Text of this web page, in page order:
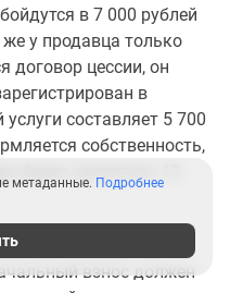
в 7 000 рублей
у продавца только
договор цессии, он
в
составляет 5 700
собственность,
будет заплатить 12
срок до двух лет.
взнос должен
метаданные. Подробнее